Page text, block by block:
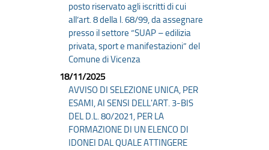
posto riservato agli iscritti di cui
all’art. 8 della l. 68/99, da assegnare
presso il settore “SUAP – edilizia
privata, sport e manifestazioni” del
Comune di Vicenza
18/11/2025
AVVISO DI SELEZIONE UNICA, PER
ESAMI, AI SENSI DELL'ART. 3-BIS
DEL D.L. 80/2021, PER LA
FORMAZIONE DI UN ELENCO DI
IDONEI DAL QUALE ATTINGERE